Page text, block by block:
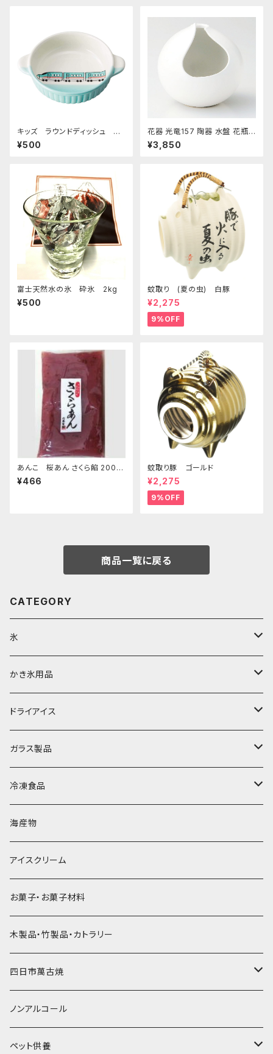
キッズ ラウンドディッシュ 超
特急エメラルド
¥500
花器 光竜157 陶器 水盤 花瓶
コンポーネント フラワーベース
¥3,850
富士天然水の氷 砕氷 2kg
¥500
蚊取り (夏の虫) 白豚
¥2,275
9%OFF
あんこ 桜あん さくら餡 200ｇ
老舗 あんこ屋のこだわり餡【ク
リックポスト便】
¥466
蚊取り豚 ゴールド
¥2,275
9%OFF
商品一覧に戻る
CATEGORY
氷
富士天然水の氷
丸氷
直径70mm
直径65mm
角氷
砕氷
氷河の氷
氷アイテム
かき氷用品
かき氷シロップ
無果汁1.8Lパック
無果汁1Lパック
無添加瓶シロップ
かき氷機・かき氷器
かき氷カップ
発泡スチロール無地-使い捨て
発泡スチロールプリント柄
かき氷スプーン・スプーンストロー
プラスチック・スプーン
プラスチック・スプーンストロー
コンデンスミルク・練乳・あんこ
かき氷セット
その他かき氷用品
ドライアイス
ドライアイス3ｋｇ
ドライアイス4ｋｇ
ドライアイス5ｋｇ
ドライアイス8ｋｇ
ドライアイス10ｋｇ
ドライアイス15ｋｇ
ドライアイス20ｋｇ
ドライアイス25ｋｇ
ガラス製品
オンザロック・グラス
ビール・グラス
タンブラー
かき氷器
冷凍食品
肉まん・あんまん
パスタ・スパゲッティ
惣菜
海産物
アイスクリーム
お菓子・お菓子材料
木製品・竹製品・カトラリー
四日市萬古焼
土鍋・土釜
一般土鍋
皿・椀・丼・小物
ノンアルコール
ペット供養